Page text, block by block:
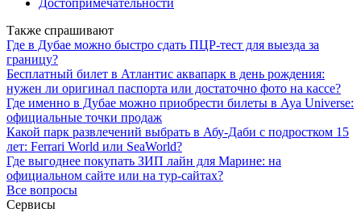
Также спрашивают
Где в Дубае можно быстро сдать ПЦР-тест для выезда за
границу?
Бесплатный билет в Атлантис аквапарк в день рождения:
нужен ли оригинал паспорта или достаточно фото на кассе?
Где именно в Дубае можно приобрести билеты в Aya Universe:
официальные точки продаж
Какой парк развлечений выбрать в Абу-Даби с подростком 15
лет: Ferrari World или SeaWorld?
Где выгоднее покупать ЗИП лайн для Марине: на
официальном сайте или на тур-сайтах?
Все вопросы
Сервисы